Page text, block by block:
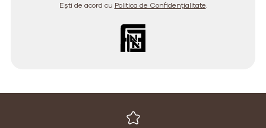
Ești de acord cu Politica de Confidențialitate.